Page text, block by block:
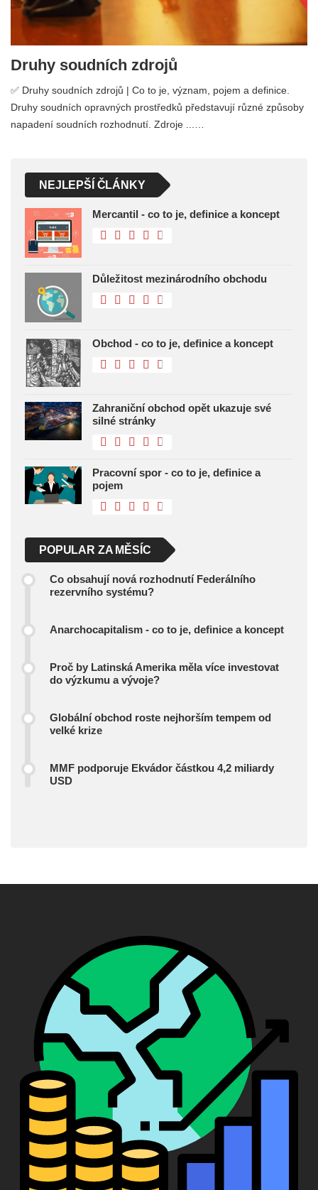
Druhy soudních zdrojů
✅ Druhy soudních zdrojů | Co to je, význam, pojem a definice.
Druhy soudních opravných prostředků představují různé způsoby
napadení soudních rozhodnutí. Zdroje ...…
NEJLEPŠÍ ČLÁNKY
Mercantil - co to je, definice a koncept
Důležitost mezinárodního obchodu
Obchod - co to je, definice a koncept
Zahraniční obchod opět ukazuje své
silné stránky
Pracovní spor - co to je, definice a
pojem
POPULAR ZA MĚSÍC
Co obsahují nová rozhodnutí Federálního
rezervního systému?
Anarchocapitalism - co to je, definice a koncept
Proč by Latinská Amerika měla více investovat
do výzkumu a vývoje?
Globální obchod roste nejhorším tempem od
velké krize
MMF podporuje Ekvádor částkou 4,2 miliardy
USD